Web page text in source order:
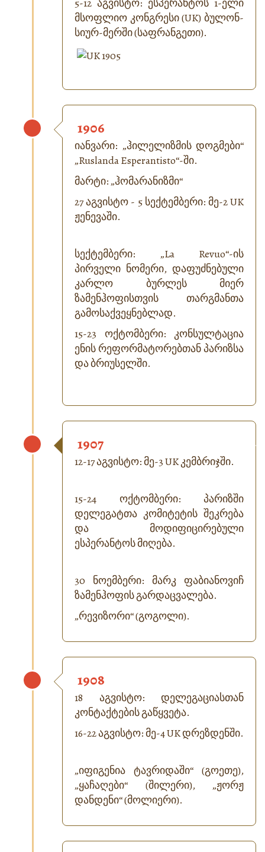
5-12 აგვისტო: ესპერანტოს 1-ელი
მსოფლიო კონგრესი (UK) ბულონ-
სიურ-მერში (საფრანგეთი).
1906
იანვარი: „ჰილელიზმის დოგმები“
„Ruslanda Esperantisto“-ში.
მარტი: „ჰომარანიზმი“
27 აგვისტო - 5 სექტემბერი: მე-2 UK
ჟენევაში.
სექტემბერი: „La Revuo“-ის
პირველი ნომერი, დაფუძნებული
კარლო ბურლეს მიერ
ზამენჰოფისთვის თარგმანთა
გამოსაქვეყნებლად.
15-23 ოქტომბერი: კონსულტაცია
ენის რეფორმატორებთან პარიზსა
და ბრიუსელში.
1907
12-17 აგვისტო: მე-3 UK კემბრიჯში.
15-24 ოქტომბერი: პარიზში
დელეგატთა კომიტეტის შეკრება
და მოდიფიცირებული
ესპერანტოს მიღება.
30 ნოემბერი: მარკ ფაბიანოვიჩ
ზამენჰოფის გარდაცვალება.
„რევიზორი“ (გოგოლი).
1908
18 აგვისტო: დელეგაციასთან
კონტაქტების გაწყვეტა.
16-22 აგვისტო: მე-4 UK დრეზდენში.
„იფიგენია ტავრიდაში“ (გოეთე),
„ყაჩაღები“ (შილერი), „ჟორჟ
დანდენი“ (მოლიერი).